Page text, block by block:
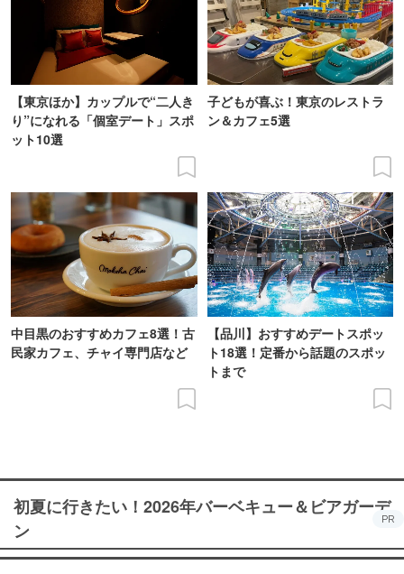
【東京ほか】カップルで“二人き
り”になれる「個室デート」スポ
ット10選
子どもが喜ぶ！東京のレストラ
ン＆カフェ5選
中目黒のおすすめカフェ8選！古
民家カフェ、チャイ専門店など
【品川】おすすめデートスポッ
ト18選！定番から話題のスポッ
トまで
初夏に行きたい！2026年バーベキュー＆ビアガーデ
ン
PR